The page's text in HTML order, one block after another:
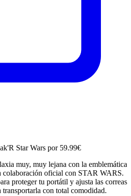
Star Wars por 59.99€
muy, muy lejana con la emblemática
colaboración oficial con STAR WARS.
proteger tu portátil y ajusta las correas
transportarla con total comodidad.